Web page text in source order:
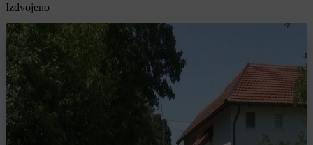
Izdvojeno